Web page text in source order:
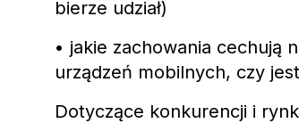
bierze udział)
• jakie zachowania cechują
urządzeń mobilnych, czy
Dotyczące konkurencji i